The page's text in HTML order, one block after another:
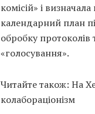
комісій» і
календарний план
обробку протоколів
«голосування».
Читайте також: На
колабораціонізм